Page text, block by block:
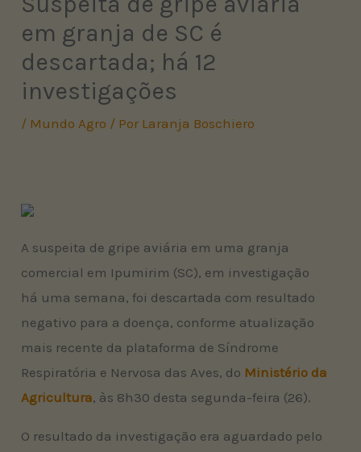
em granja de SC é
descartada; há 12
investigações
/ Mundo Agro / Por Laranja Boschiero
A suspeita de gripe aviária em uma granja
comercial em Ipumirim (SC), em investigação
há uma semana, foi descartada com resultado
negativo para a doença, conforme atualização
mais recente da plataforma de Síndrome
Respiratória e Nervosa das Aves, do Ministério da
Agricultura, às 8h30 desta segunda-feira (26).
O resultado da investigação era aguardado pelo